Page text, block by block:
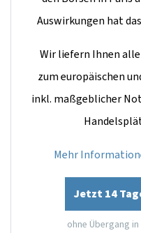
Auswirkungen hat
Wir liefern Ihnen
zum europäischen
inkl. maßgeblicher
Mehr
Jetzt 14
ohne Übergang